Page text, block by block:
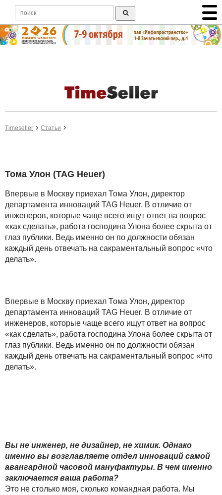
Timeseller Статьи
Тома Улон (TAG Heuer)
Впервые в Москву приехал Тома Улон, директор
департамента инноваций TAG Heuer. В отличие от
инженеров, которые чаще всего ищут ответ на вопрос
«как сделать», работа господина Улона более скрыта от
глаз публики. Ведь именно он по должности обязан
каждый день отвечать на сакраментальный вопрос «что
делать».
Впервые в Москву приехал Тома Улон, директор
департамента инноваций TAG Heuer. В отличие от
инженеров, которые чаще всего ищут ответ на вопрос
«как сделать», работа господина Улона более скрыта от
глаз публики. Ведь именно он по должности обязан
каждый день отвечать на сакраментальный вопрос «что
делать».
Вы не инженер, не дизайнер, не химик. Однако
именно вы возглавляете отдел инноваций самой
авангардной часовой мануфактуры. В чем именно
заключается ваша работа?
Это не столько моя, сколько командная работа. Мы